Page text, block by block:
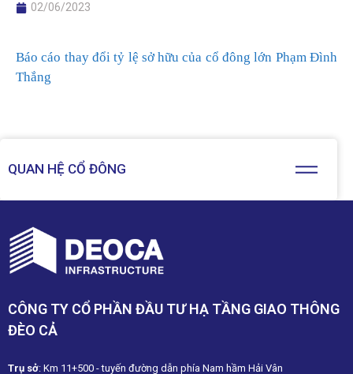
QUAN HỆ CỔ ĐÔNG
02/06/2023
Báo cáo thay đổi tỷ lệ sở hữu của cổ đông lớn Phạm Đình
Thắng
CÔNG TY CỔ PHẦN ĐẦU TƯ HẠ TẦNG GIAO THÔNG
ĐÈO CẢ
Trụ sở: Km 11+500 - tuyến đường dẫn phía Nam hầm Hải Vân